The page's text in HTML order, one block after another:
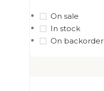
On sale
In stock
On backorder